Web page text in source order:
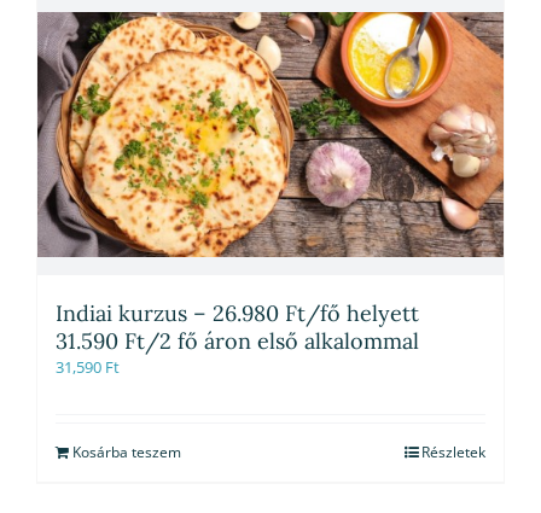
Indiai kurzus – 26.980 Ft/fő helyett
31.590 Ft/2 fő áron első alkalommal
31,590 Ft
Kosárba teszem Részletek